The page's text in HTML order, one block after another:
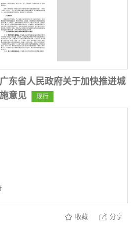
东省人民政府关于加快推进城
意见
现行
收藏 分享